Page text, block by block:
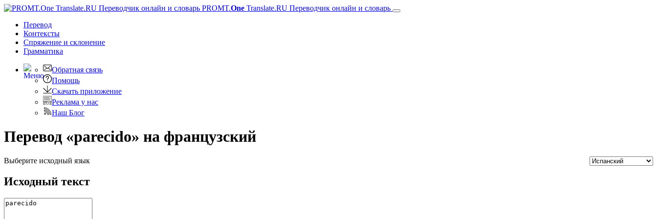
PROMT.One Translate.RU Переводчик онлайн и словарь
Перевод
Контексты
Спряжение и склонение
Грамматика
Обратная связь
Помощь
Скачать приложение
Реклама у нас
Наш Блог
Перевод «parecido» на французский
Выберите исходный язык
Исходный текст